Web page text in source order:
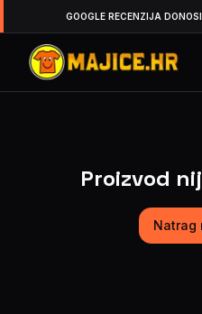
GOOGLE RECENZIJA
Proizvod
Natrag